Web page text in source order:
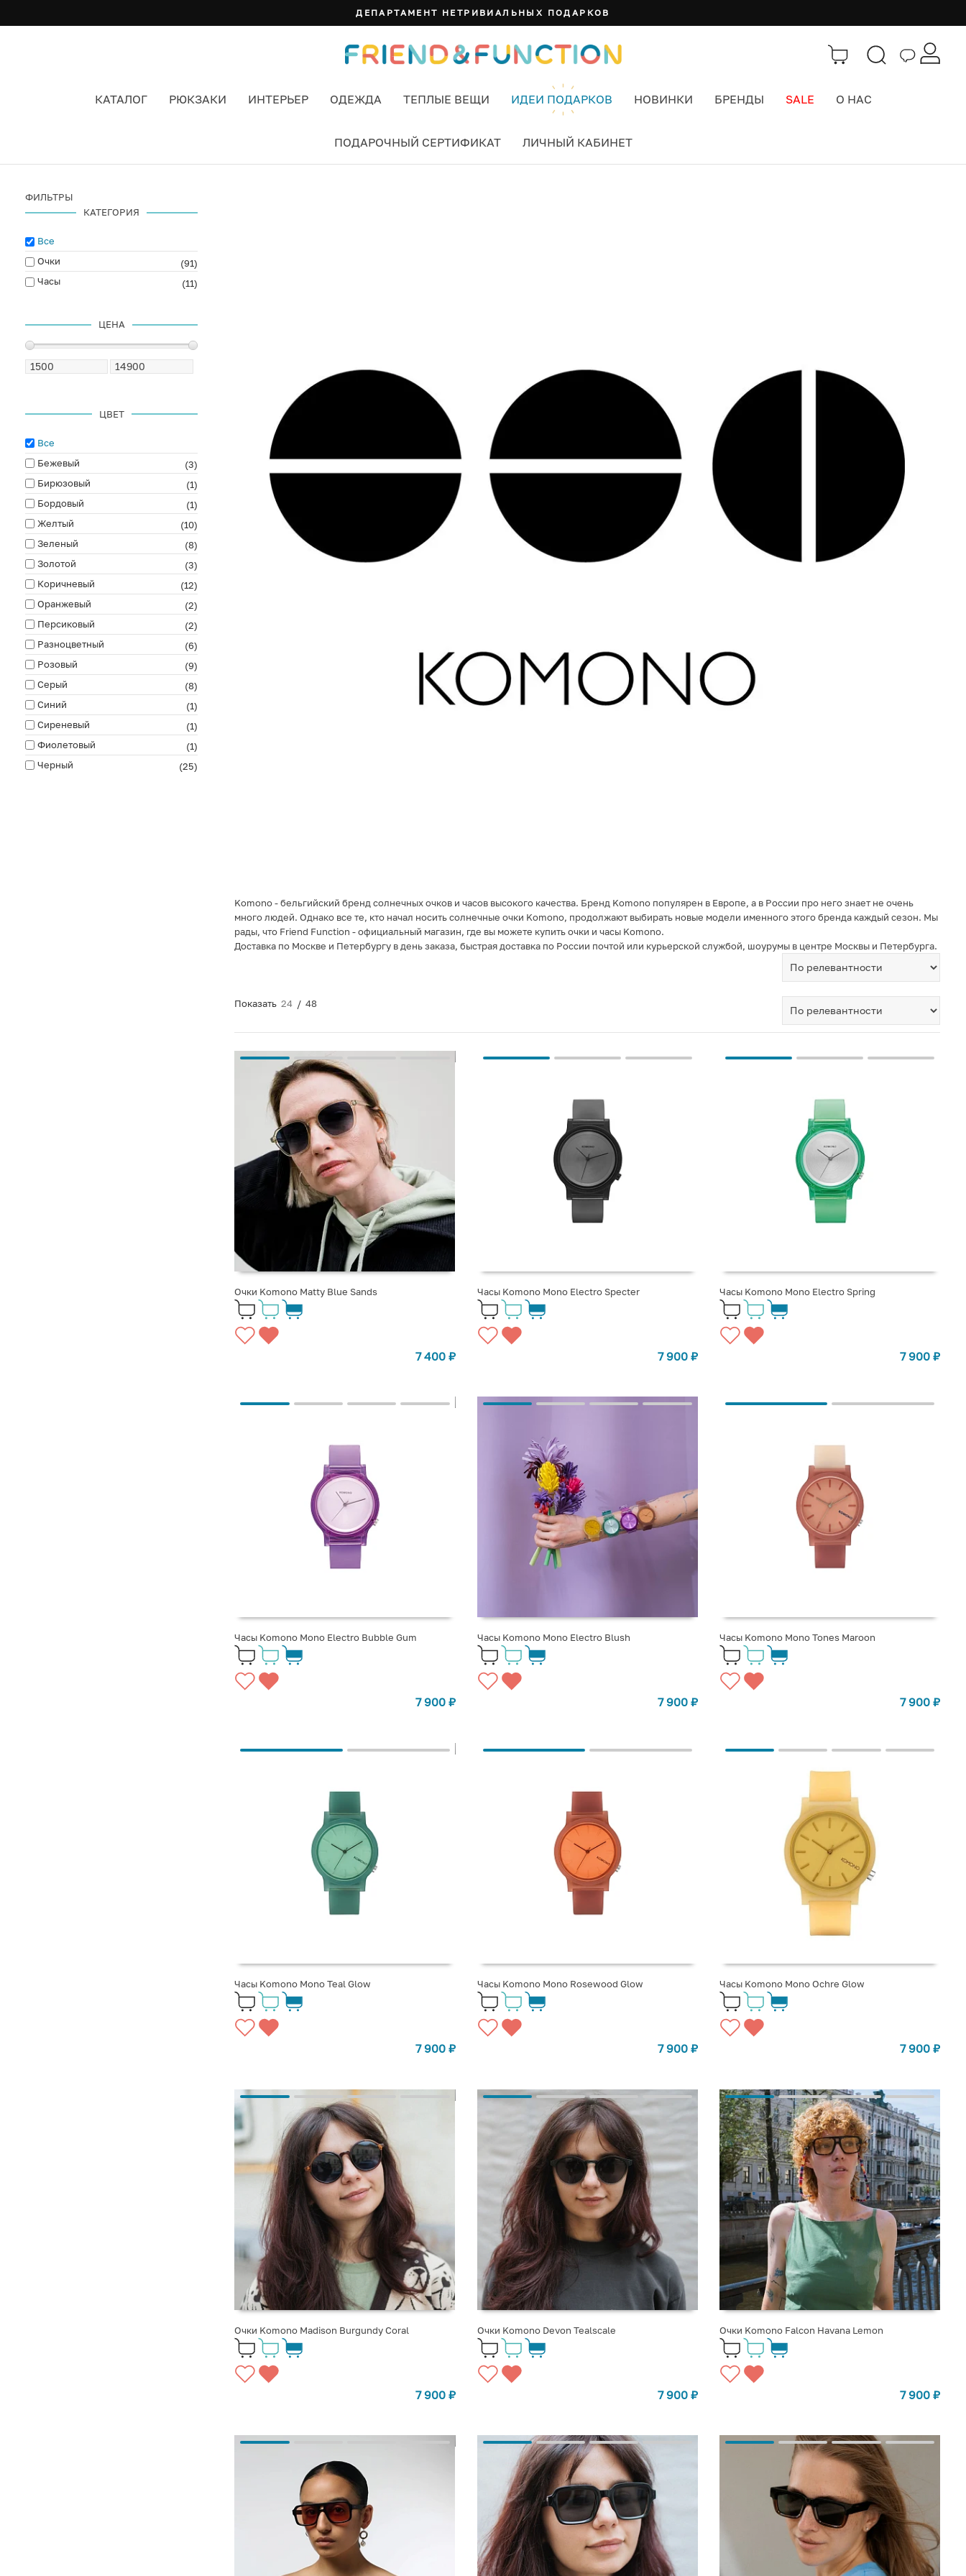
ДЕПАРТАМЕНТ НЕТРИВИАЛЬНЫХ ПОДАРКОВ
КАТАЛОГ РЮКЗАКИ ИНТЕРЬЕР ОДЕЖДА ТЕПЛЫЕ ВЕЩИ ИДЕИ ПОДАРКОВ НОВИНКИ БРЕНДЫ SALE О НАС
ПОДАРОЧНЫЙ СЕРТИФИКАТ ЛИЧНЫЙ КАБИНЕТ
ФИЛЬТРЫ
КАТЕГОРИЯ
Все
Очки
(91)
Часы
(11)
ЦЕНА
ЦВЕТ
Все
Бежевый
(3)
Бирюзовый
(1)
Бордовый
(1)
Желтый
(10)
Зеленый
(8)
Золотой
(3)
Коричневый
(12)
Оранжевый
(2)
Персиковый
(2)
Разноцветный
(6)
Розовый
(9)
Серый
(8)
Синий
(1)
Сиреневый
(1)
Фиолетовый
(1)
Черный
(25)
Komono - бельгийский бренд солнечных очков и часов высокого качества. Бренд Komono популярен в Европе, а в России про него знает не очень
много людей. Однако все те, кто начал носить солнечные очки Komono, продолжают выбирать новые модели именного этого бренда каждый сезон. Мы
рады, что Friend Function - официальный магазин, где вы можете купить очки и часы Komono.
Доставка по Москве и Петербургу в день заказа, быстрая доставка по России почтой или курьерской службой, шоурумы в центре Москвы и Петербурга.
Показать 24 / 48
Очки Komono Matty Blue Sands
7 400 ₽
Часы Komono Mono Electro Specter
7 900 ₽
Часы Komono Mono Electro Spring
7 900 ₽
Часы Komono Mono Electro Bubble Gum
7 900 ₽
Часы Komono Mono Electro Blush
7 900 ₽
Часы Komono Mono Tones Maroon
7 900 ₽
Часы Komono Mono Teal Glow
7 900 ₽
Часы Komono Mono Rosewood Glow
7 900 ₽
Часы Komono Mono Ochre Glow
7 900 ₽
Очки Komono Madison Burgundy Coral
7 900 ₽
Очки Komono Devon Tealscale
7 900 ₽
Очки Komono Falcon Havana Lemon
7 900 ₽